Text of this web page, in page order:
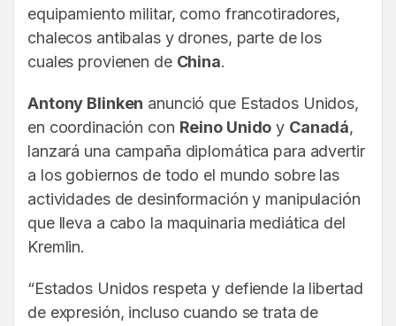
equipamiento militar, como francotiradores,
chalecos antibalas y drones, parte de los
cuales provienen de China.
Antony Blinken anunció que Estados Unidos,
en coordinación con Reino Unido y Canadá,
lanzará una campaña diplomática para advertir
a los gobiernos de todo el mundo sobre las
actividades de desinformación y manipulación
que lleva a cabo la maquinaria mediática del
Kremlin.
“Estados Unidos respeta y defiende la libertad
de expresión, incluso cuando se trata de